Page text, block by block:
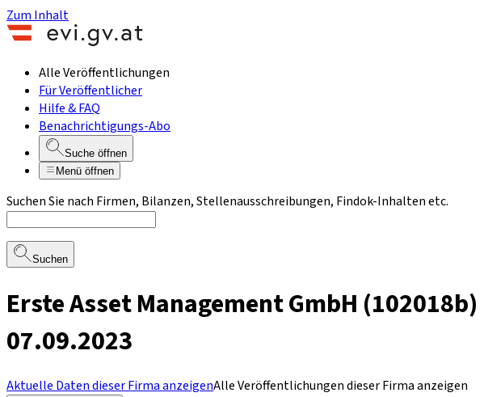
Zum Inhalt
Alle Veröffentlichungen
Für Veröffentlicher
Hilfe & FAQ
Benachrichtigungs-Abo
Suche öffnen
Menü öffnen
Suchen Sie nach Firmen, Bilanzen, Stellenausschreibungen, Findok-Inhalten etc.
Suchen
Erste Asset Management GmbH (102018b) |
07.09.2023
Aktuelle Daten dieser Firma anzeigenAlle Veröffentlichungen dieser Firma anzeigen